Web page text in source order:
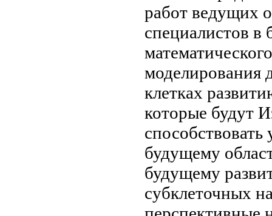
работ ведущих
специалистов в
моделирования
клетках
которые будут
способствовать
будущему
будущему
субклеточных